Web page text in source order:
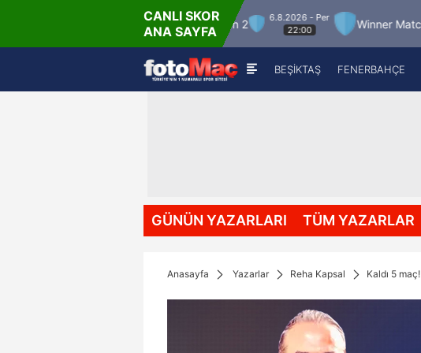
CANLI SKOR
ANA SAYFA
Winner Match 2
6.8.2026 - Per
22:00
Winner Match 3
BEŞİKTAŞ FENERBAHÇE
GÜNÜN YAZARLARI TÜM YAZARLAR
Anasayfa Yazarlar Reha Kapsal Kaldı 5 maç!